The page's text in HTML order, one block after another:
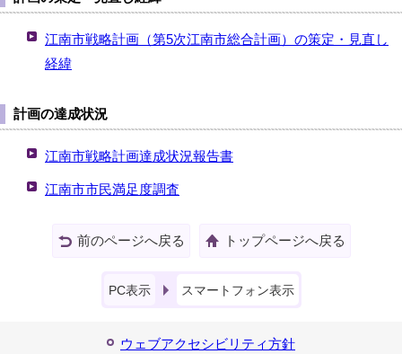
江南市戦略計画（第5次江南市総合計画）の策定・見直し
経緯
計画の達成状況
江南市戦略計画達成状況報告書
江南市市民満足度調査
前のページへ戻る トップページへ戻る
PC表示 スマートフォン表示
ウェブアクセシビリティ方針